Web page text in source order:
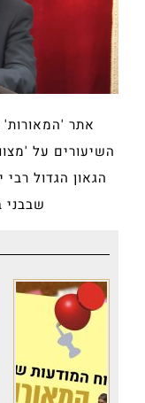
אתר
השיעורים על
הגאון הגדול